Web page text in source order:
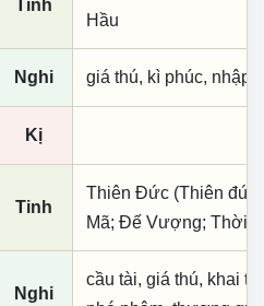
Tinh
Hầu
Nghi giá thú, kì phúc, nhập
Kị
Tinh
Thiên Đức (Thiên
Mã; Đế Vượng; Thời
Nghi
cầu tài, giá thú, khai